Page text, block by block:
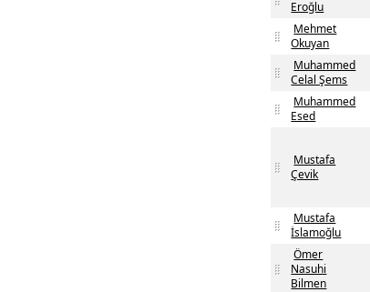
Eroğlu
Mehmet
Okuyan
Muhammed
Celal Şems
Muhammed
Esed
Mustafa
Çevik
Mustafa
İslamoğlu
Ömer
Nasuhi
Bilmen